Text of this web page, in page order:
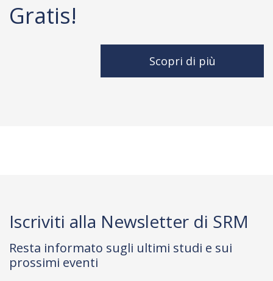
Gratis!
Scopri di più
Iscriviti alla Newsletter di SRM
Resta informato sugli ultimi studi e sui
prossimi eventi